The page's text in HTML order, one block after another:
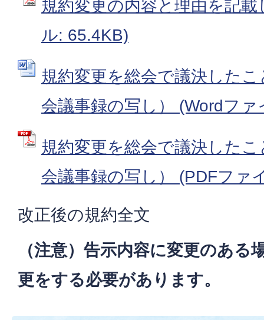
規約変更の内容と理由を記
ル: 65.4KB)
規約変更を総会で議決した
会議事録の写し） (Wordフ
規約変更を総会で議決した
会議事録の写し） (PDFファ
改正後の規約全文
（注意）告示内容に変更のある
更をする必要があります。